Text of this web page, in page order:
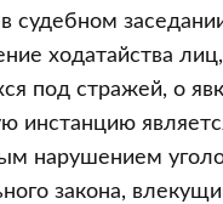
в судебном
ходатайства лиц,
под стражей, о
инстанцию
нарушением
закона,